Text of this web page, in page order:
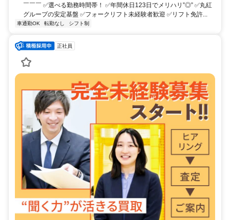
￣￣￣ ✅選べる勤務時間帯！ ✅年間休日123日でメリハリ”◎” ✅丸紅
グループの安定基盤 ✅フォークリフト未経験者歓迎 ✅リフト免許...
車通勤OK 転勤なし シフト制
正社員